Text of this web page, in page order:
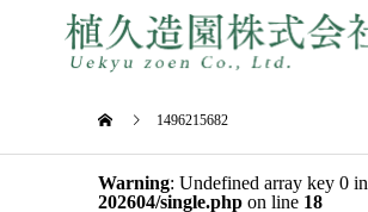
1496215682
Warning: Undefined array key 0 in
202604/single.php on line 18